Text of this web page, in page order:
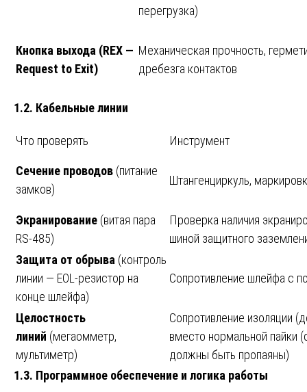
перегрузка)
Кнопка выхода (REX —
Request to Exit)
Механическая прочность,
дребезга контактов
1.2. Кабельные линии
Что проверять Инструмент
Сечение проводов (питание
замков)
Штангенциркуль,
Экранирование (витая пара
RS-485)
Проверка наличия
шиной защитного
Защита от обрыва (контроль
линии — EOL-резистор на
конце шлейфа)
Сопротивление шлейфа с
Целостность
линий (мегаомметр,
мультиметр)
Сопротивление изоляции
вместо нормальной пайки
должны быть пропаяны)
1.3. Программное обеспечение и логика работы